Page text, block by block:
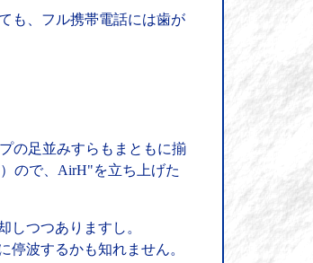
も、フル携帯電話には歯が
の足並みすらもまともに揃
ので、AirH"を立ち上げた
しつつありますし。
停波するかも知れません。